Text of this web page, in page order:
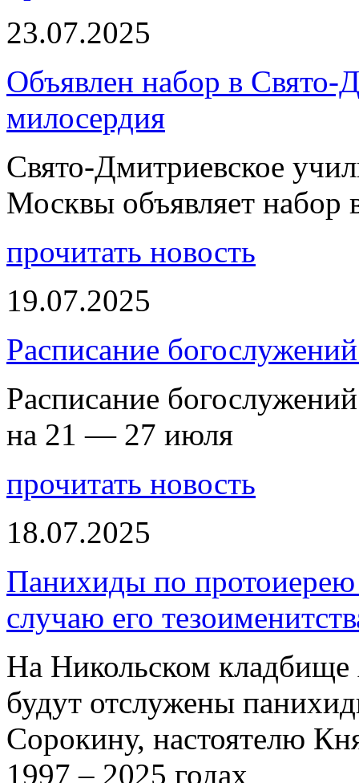
23.07.2025
Объявлен набор в Свято-
милосердия
Свято-Дмитриевское
Москвы объявляет набор
прочитать новость
19.07.2025
Расписание
Расписание
на 21 — 27 июля
прочитать новость
18.07.2025
Панихиды по
случаю его
На Никольском
будут отслужены
Сорокину, настоятелю
1997 – 2025 годах